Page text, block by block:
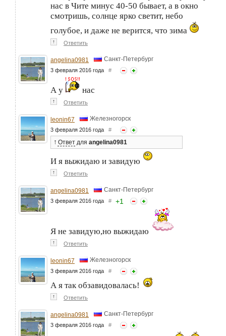
нас в Чите минус 40-50 бывает, а в окно
смотришь, солнце ярко светит, небо
голубое, и даже не верится, что зима
↑ Ответить
angelina0981 Санкт-Петербург
3 февраля 2016 года #
А у нас
↑ Ответить
leonin67 Железногорск
3 февраля 2016 года #
↑ Ответ для angelina0981
И я выжидаю и завидую
↑ Ответить
angelina0981 Санкт-Петербург
3 февраля 2016 года # +1
Я не завидую,но выжидаю
↑ Ответить
leonin67 Железногорск
3 февраля 2016 года #
А я так обзавидовалась!
↑ Ответить
angelina0981 Санкт-Петербург
3 февраля 2016 года #